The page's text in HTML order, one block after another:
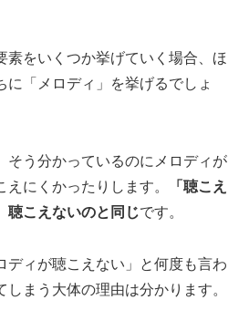
聴こえないのと同じです。
ディが聴こえない」と何度も言わ
。考えて意識をするだけで少し改